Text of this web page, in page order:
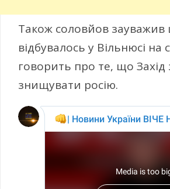
Також соловйов
відбувалось у Вільнюсі на
говорить про те, що Захід
знищувати росію.